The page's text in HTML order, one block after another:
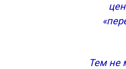
Тем не